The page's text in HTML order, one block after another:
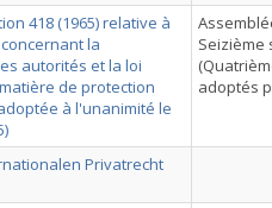
418 (1965) relative à
la
autorités et la loi
de protection
à l'unanimité le
Seizième
adoptés
Privatrecht